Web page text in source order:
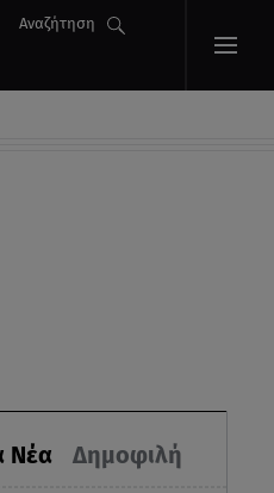
Αναζήτηση
Νέα Δημοφιλή